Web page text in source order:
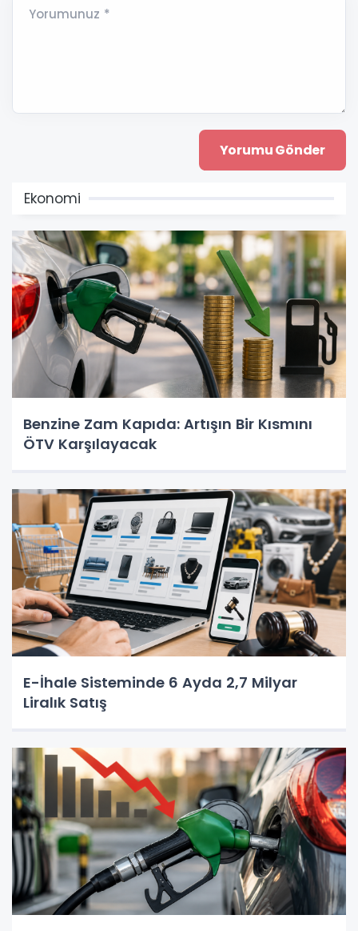
Yorumunuz *
Ekonomi
Benzine Zam Kapıda: Artışın Bir Kısmını
ÖTV Karşılayacak
E-İhale Sisteminde 6 Ayda 2,7 Milyar
Liralık Satış